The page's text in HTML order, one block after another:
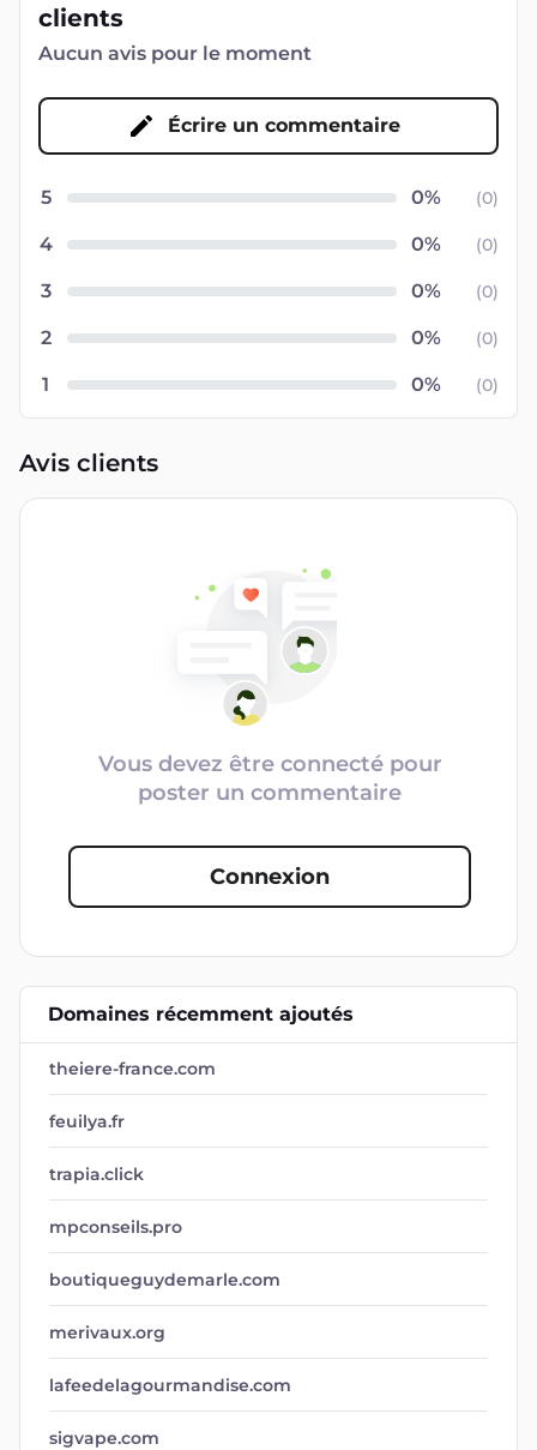
clients
Aucun avis pour le moment
Écrire un commentaire
5 (0)
4 (0)
3 (0)
2 (0)
1 (0)
Avis clients
Vous devez être connecté pour
poster un commentaire
Connexion
Domaines récemment ajoutés
theiere-france.com
feuilya.fr
trapia.click
mpconseils.pro
boutiqueguydemarle.com
merivaux.org
lafeedelagourmandise.com
sigvape.com